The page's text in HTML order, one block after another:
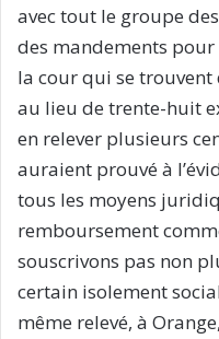
avec tout le groupe
des mandements
la cour qui se
au lieu de trente-huit
en relever plusieurs
auraient prouvé à
tous les moyens
remboursement
souscrivons pas non
certain isolement
même relevé, à